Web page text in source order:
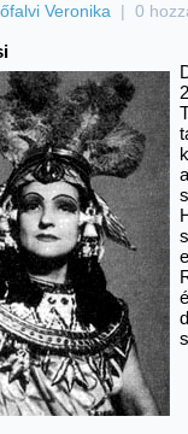
Veronika | 0